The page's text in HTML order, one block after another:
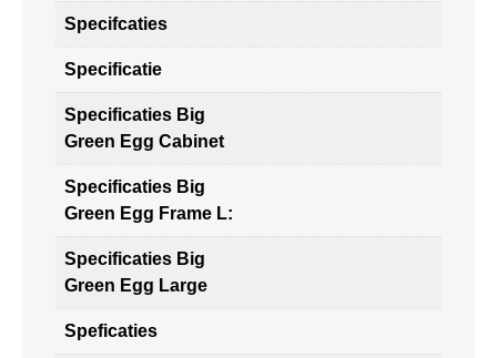
Specifcaties
Specificatie
Specificaties Big
Green Egg Cabinet
Specificaties Big
Green Egg Frame L:
Specificaties Big
Green Egg Large
Speficaties